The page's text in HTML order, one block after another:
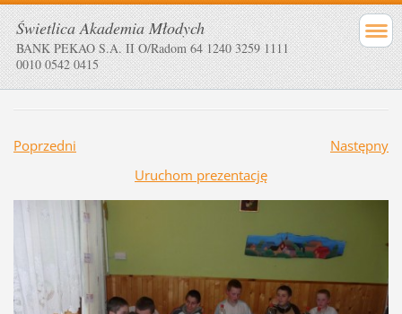
Świetlica Akademia Młodych
BANK PEKAO S.A. II O/Radom 64 1240 3259 1111
0010 0542 0415
Poprzedni
Następny
Uruchom prezentację